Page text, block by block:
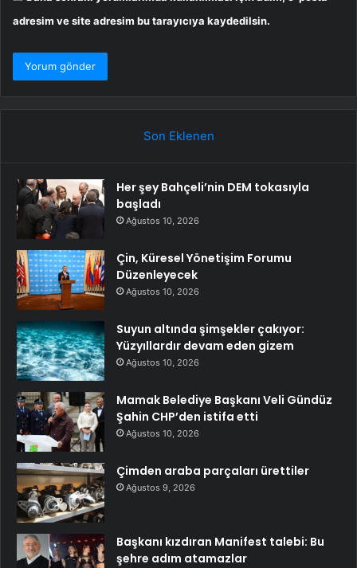
adresim ve site adresim bu tarayıcıya kaydedilsin.
Son Eklenen
Her şey Bahçeli’nin DEM tokasıyla
başladı
Ağustos 10, 2026
Çin, Küresel Yönetişim Forumu
Düzenleyecek
Ağustos 10, 2026
Suyun altında şimşekler çakıyor:
Yüzyıllardır devam eden gizem
Ağustos 10, 2026
Mamak Belediye Başkanı Veli Gündüz
Şahin CHP’den istifa etti
Ağustos 10, 2026
Çimden araba parçaları ürettiler
Ağustos 9, 2026
Başkanı kızdıran Manifest talebi: Bu
şehre adım atamazlar